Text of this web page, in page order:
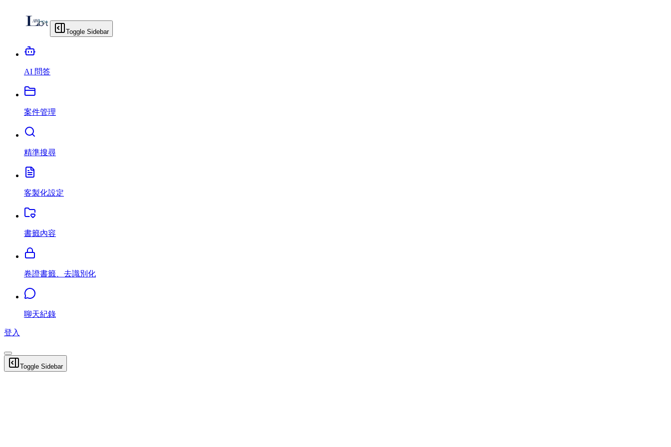
Toggle Sidebar
AI 問答
案件管理
精準搜尋
客製化設定
書籤內容
卷證書籤、去識別化
聊天紀錄
登入
Toggle Sidebar